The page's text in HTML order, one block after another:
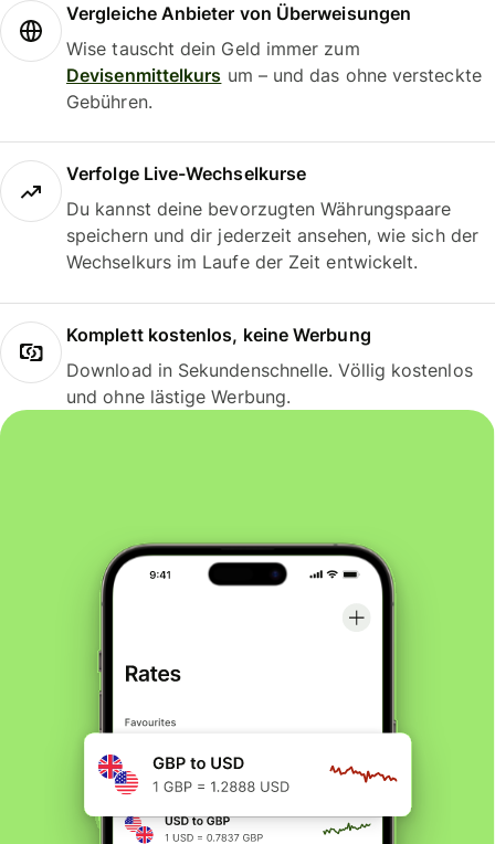
Vergleiche Anbieter von Überweisungen
Wise tauscht dein Geld immer zum
Devisenmittelkurs um – und das ohne versteckte
Gebühren.
Verfolge Live-Wechselkurse
Du kannst deine bevorzugten Währungspaare
speichern und dir jederzeit ansehen, wie sich der
Wechselkurs im Laufe der Zeit entwickelt.
Komplett kostenlos, keine Werbung
Download in Sekundenschnelle. Völlig kostenlos
und ohne lästige Werbung.